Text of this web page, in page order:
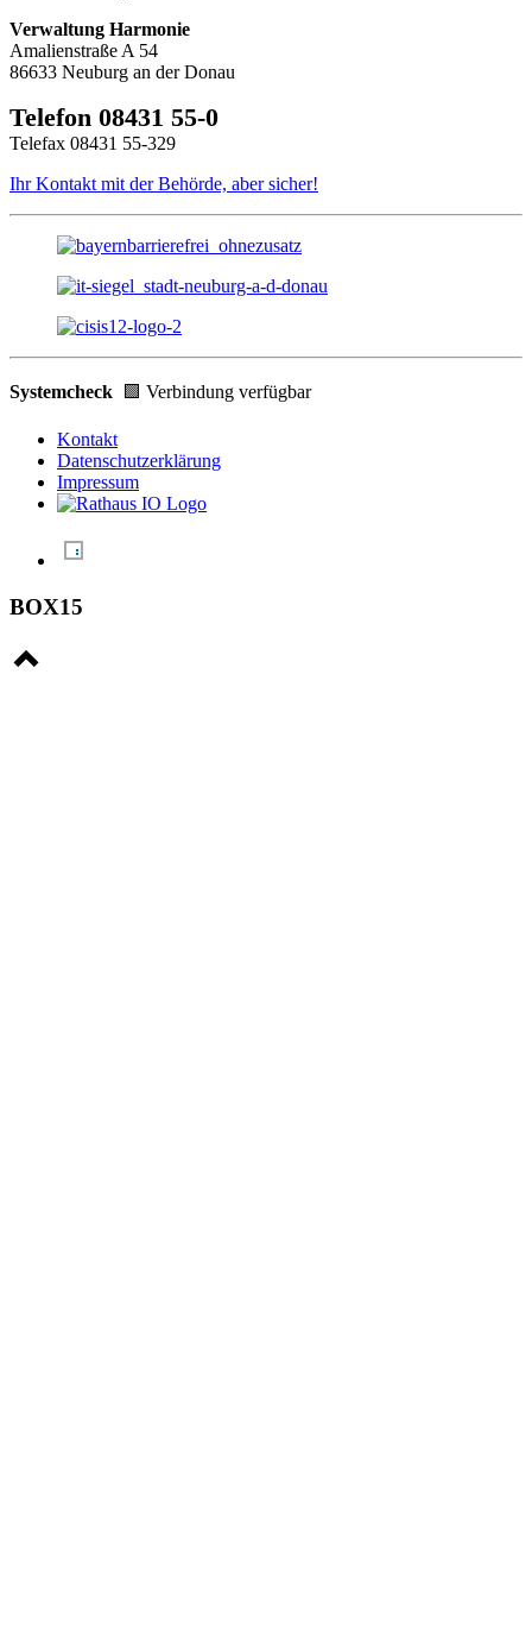
Verwaltung Harmonie
Amalienstraße A 54
86633 Neuburg an der Donau
Telefon 08431 55-0
Telefax 08431 55-329
Ihr Kontakt mit der Behörde, aber sicher!
Systemcheck 🟩 Verbindung verfügbar
Kontakt
Datenschutzerklärung
Impressum
BOX15